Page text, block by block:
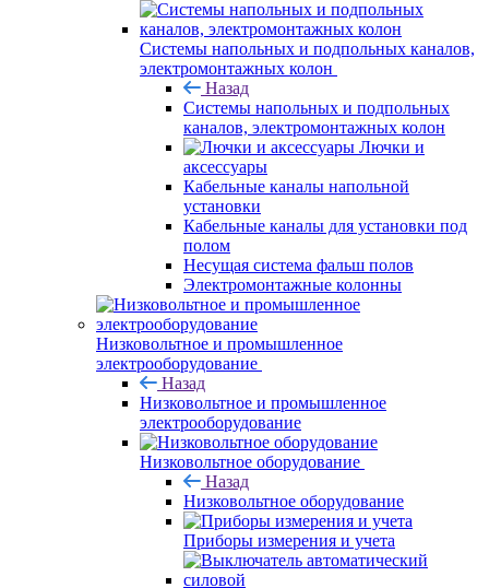
Системы напольных и подпольных каналов,
электромонтажных колон
Назад
Системы напольных и подпольных
каналов, электромонтажных колон
Лючки и
аксессуары
Кабельные каналы напольной
установки
Кабельные каналы для установки под
полом
Несущая система фальш полов
Электромонтажные колонны
Низковольтное и промышленное
электрооборудование
Назад
Низковольтное и промышленное
электрооборудование
Низковольтное оборудование
Назад
Низковольтное оборудование
Приборы измерения и учета